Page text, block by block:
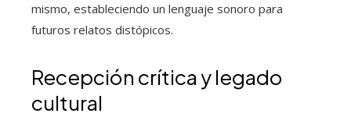
mismo, estableciendo un lenguaje sonoro para
futuros relatos distópicos.
Recepción crítica y legado
cultural